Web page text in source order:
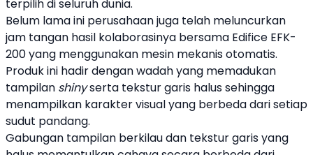
terpilih di seluruh dunia.
Belum lama ini perusahaan juga telah meluncurkan
jam tangan hasil kolaborasinya bersama Edifice EFK-
200 yang menggunakan mesin mekanis otomatis.
Produk ini hadir dengan wadah yang memadukan
tampilan shinyserta tekstur garis halus sehingga
menampilkan karakter visual yang berbeda dari setiap
sudut pandang.
Gabungan tampilan berkilau dan tekstur garis yang